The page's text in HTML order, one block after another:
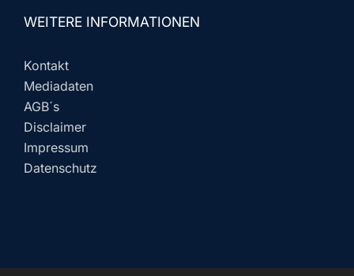
WEITERE INFORMATIONEN
Kontakt
Mediadaten
AGB´s
Disclaimer
Impressum
Datenschutz